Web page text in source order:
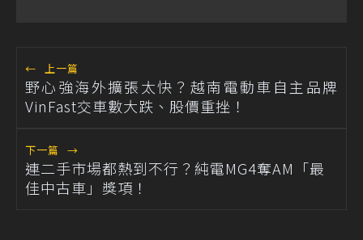
← 上一篇
野心強海外擴張太快？越南電動車自主品牌
VinFast交車數大跌、股價重挫！
下一篇 →
連二手市場都熱到不行？純電MG4奪AM「最
佳中古車」獎項！